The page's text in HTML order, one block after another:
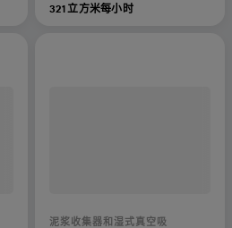
321 立方米每小时
泥浆收集器和湿式真空吸